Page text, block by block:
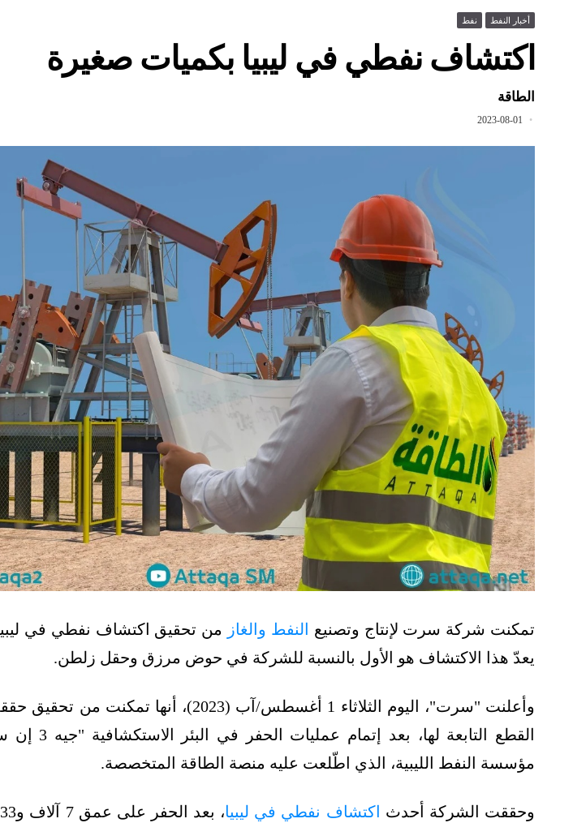
أخبار النفط نفط
اكتشاف نفطي في ليبيا بكميات صغيرة
الطاقة
2023-08-01
تمكنت شركة سرت لإنتاج وتصنيع النفط والغاز
من تحقيق اكتشاف نفطي في
يعدّ هذا الاكتشاف هو الأول بالنسبة للشركة في حوض مرزق وحقل زلطن.
وأعلنت "سرت"، اليوم الثلاثاء 1 أغسطس/آب (2023)،
مؤسسة النفط الليبية، الذي اطّلعت عليه منصة الطاقة المتخصصة.
وحققت الشركة أحدث اكتشاف نفطي في ليبيا